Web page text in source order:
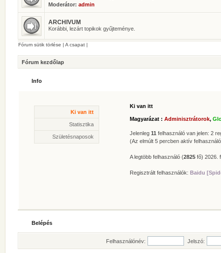
Moderátor: admin
ARCHIVUM
Korábbi, lezárt topikok gyűjteménye.
Fórum sütik törlése | A csapat |
Fórum kezdőlap
Info
Ki van itt
Ki van itt
Magyarázat : Adminisztrátorok,
Jelenleg 11 felhasználó van jelen: 2
(Az elmúlt 5 percben aktív
A legtöbb felhasználó (2825 fő) 2026.
Regisztrált felhasználók: Baidu
Statisztika
Statisztika
* Hozzászólások száma:
62629
* Témák száma:
* Felhasználók száma: 606
* Legújabb regisztrált tagunk:Zolee
Születésnaposok
Belépés
Felhasználónév: Jelszó: